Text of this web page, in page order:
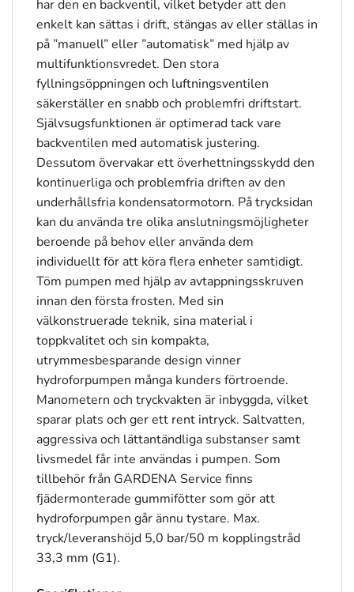
har den en backventil, vilket betyder att den
enkelt kan sättas i drift, stängas av eller ställas in
på ”manuell” eller ”automatisk” med hjälp av
multifunktionsvredet. Den stora
fyllningsöppningen och luftningsventilen
säkerställer en snabb och problemfri driftstart.
Självsugsfunktionen är optimerad tack vare
backventilen med automatisk justering.
Dessutom övervakar ett överhettningsskydd den
kontinuerliga och problemfria driften av den
underhållsfria kondensatormotorn. På trycksidan
kan du använda tre olika anslutningsmöjligheter
beroende på behov eller använda dem
individuellt för att köra flera enheter samtidigt.
Töm pumpen med hjälp av avtappningsskruven
innan den första frosten. Med sin
välkonstruerade teknik, sina material i
toppkvalitet och sin kompakta,
utrymmesbesparande design vinner
hydroforpumpen många kunders förtroende.
Manometern och tryckvakten är inbyggda, vilket
sparar plats och ger ett rent intryck. Saltvatten,
aggressiva och lättantändliga substanser samt
livsmedel får inte användas i pumpen. Som
tillbehör från GARDENA Service finns
fjädermonterade gummifötter som gör att
hydroforpumpen går ännu tystare. Max.
tryck/leveranshöjd 5,0 bar/50 m kopplingstråd
33,3 mm (G1).